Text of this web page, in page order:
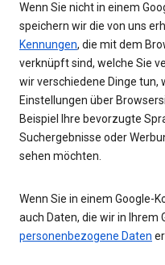
Wenn Sie nicht in einem
speichern wir die von uns
Kennungen, die mit dem
verknüpft sind, welche Sie
wir verschiedene Dinge tun,
Einstellungen über
Beispiel Ihre bevorzugte
Suchergebnisse oder
sehen möchten.
Wenn Sie in einem Google-
auch Daten, die wir in Ihrem
personenbezogene Daten